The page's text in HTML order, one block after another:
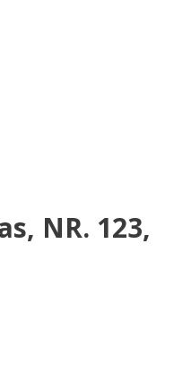
NR. 123,